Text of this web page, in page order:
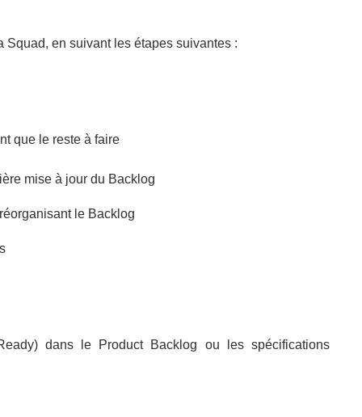
en suivant les étapes suivantes :
que le reste à faire
mise à jour du Backlog
le Backlog
dans le Product Backlog ou les spécifications